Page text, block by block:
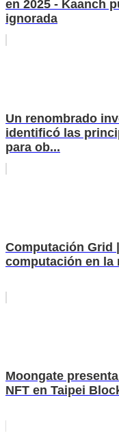
en 2025 - Kaanch
ignorada
Un renombrado
identificó las
para ob...
Computación Grid
computación en la
Moongate
NFT en Taipei